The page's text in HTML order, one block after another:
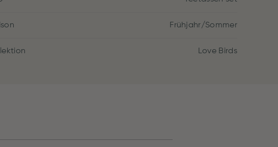
Frühjahr/Sommer
Love Birds